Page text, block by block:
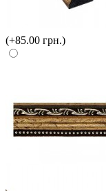
(+85.00 грн.)